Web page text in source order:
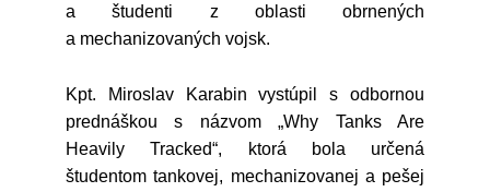
a študenti z oblasti obrnených
a mechanizovaných vojsk.
Kpt. Miroslav Karabin vystúpil s odbornou
prednáškou s názvom „Why Tanks Are
Heavily Tracked“, ktorá bola určená
študentom tankovej, mechanizovanej a pešej